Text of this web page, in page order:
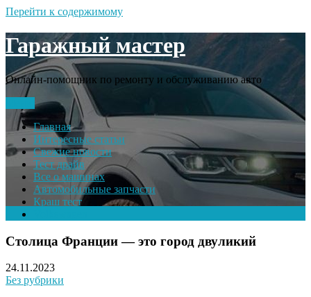
Перейти к содержимому
Гаражный мастер
Онлайн-помощник по ремонту и обслуживанию авто
Главная
Интересные статьи
Свежие новости
Тест драйв
Все о машинах
Автомобильные запчасти
Краш тест
Столица Франции — это город двуликий
24.11.2023
Без рубрики